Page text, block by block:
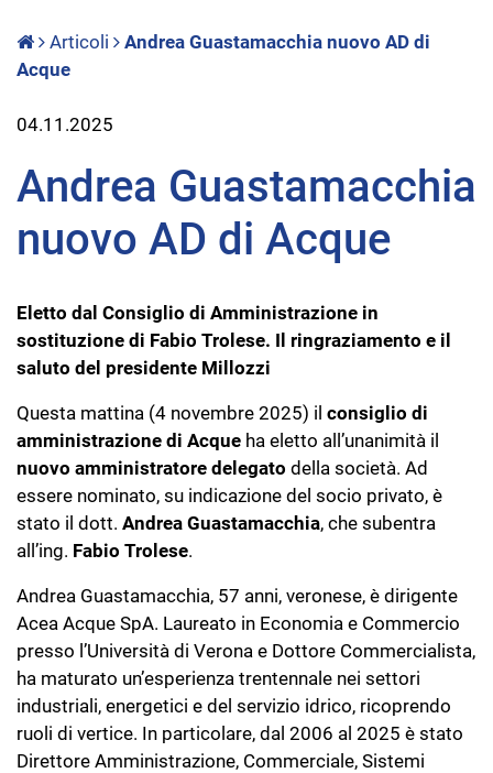
Articoli
Andrea Guastamacchia nuovo AD di
Acque
04.11.2025
Andrea Guastamacchia
nuovo AD di Acque
Eletto dal Consiglio di Amministrazione in
sostituzione di Fabio Trolese. Il ringraziamento e il
saluto del presidente Millozzi
Questa mattina (4 novembre 2025) il consiglio di
amministrazione di Acque ha eletto all’unanimità il
nuovo amministratore delegato della società. Ad
essere nominato, su indicazione del socio privato, è
stato il dott. Andrea Guastamacchia, che subentra
all’ing. Fabio Trolese.
Andrea Guastamacchia, 57 anni, veronese, è dirigente
Acea Acque SpA. Laureato in Economia e Commercio
presso l’Università di Verona e Dottore Commercialista,
ha maturato un’esperienza trentennale nei settori
industriali, energetici e del servizio idrico, ricoprendo
ruoli di vertice. In particolare, dal 2006 al 2025 è stato
Direttore Amministrazione, Commerciale, Sistemi